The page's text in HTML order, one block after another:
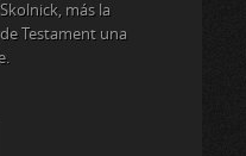
más la
Testament una